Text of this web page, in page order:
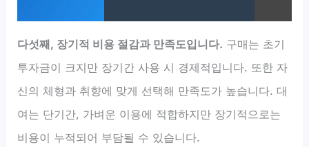
다섯째, 장기적 비용 절감과 만족도입니다. 구매는 초기
투자금이 크지만 장기간 사용 시 경제적입니다. 또한 자
신의 체형과 취향에 맞게 선택해 만족도가 높습니다. 대
여는 단기간, 가벼운 이용에 적합하지만 장기적으로는
비용이 누적되어 부담될 수 있습니다.